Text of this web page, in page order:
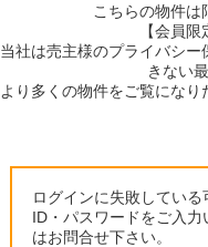
こちらの物件は
【会員
当社は売主様のプライバシ
きない
より多くの物件をご覧にな
ログインに失敗してい
ID・パスワードをご入
はお問合せ下さい。